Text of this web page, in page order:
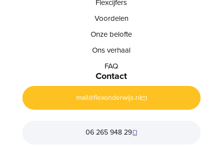
Flexcijfers
Voordelen
Onze belofte
Ons verhaal
FAQ
Contact
mail@flexonderwijs.nl
06 265 948 29